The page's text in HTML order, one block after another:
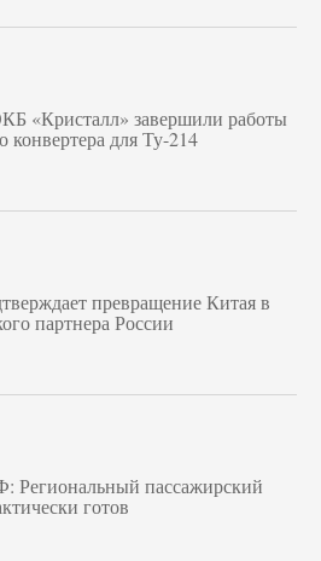
«Кристалл» завершили работы
конвертера для Ту-214
превращение Китая в
партнера России
Региональный пассажирский
готов